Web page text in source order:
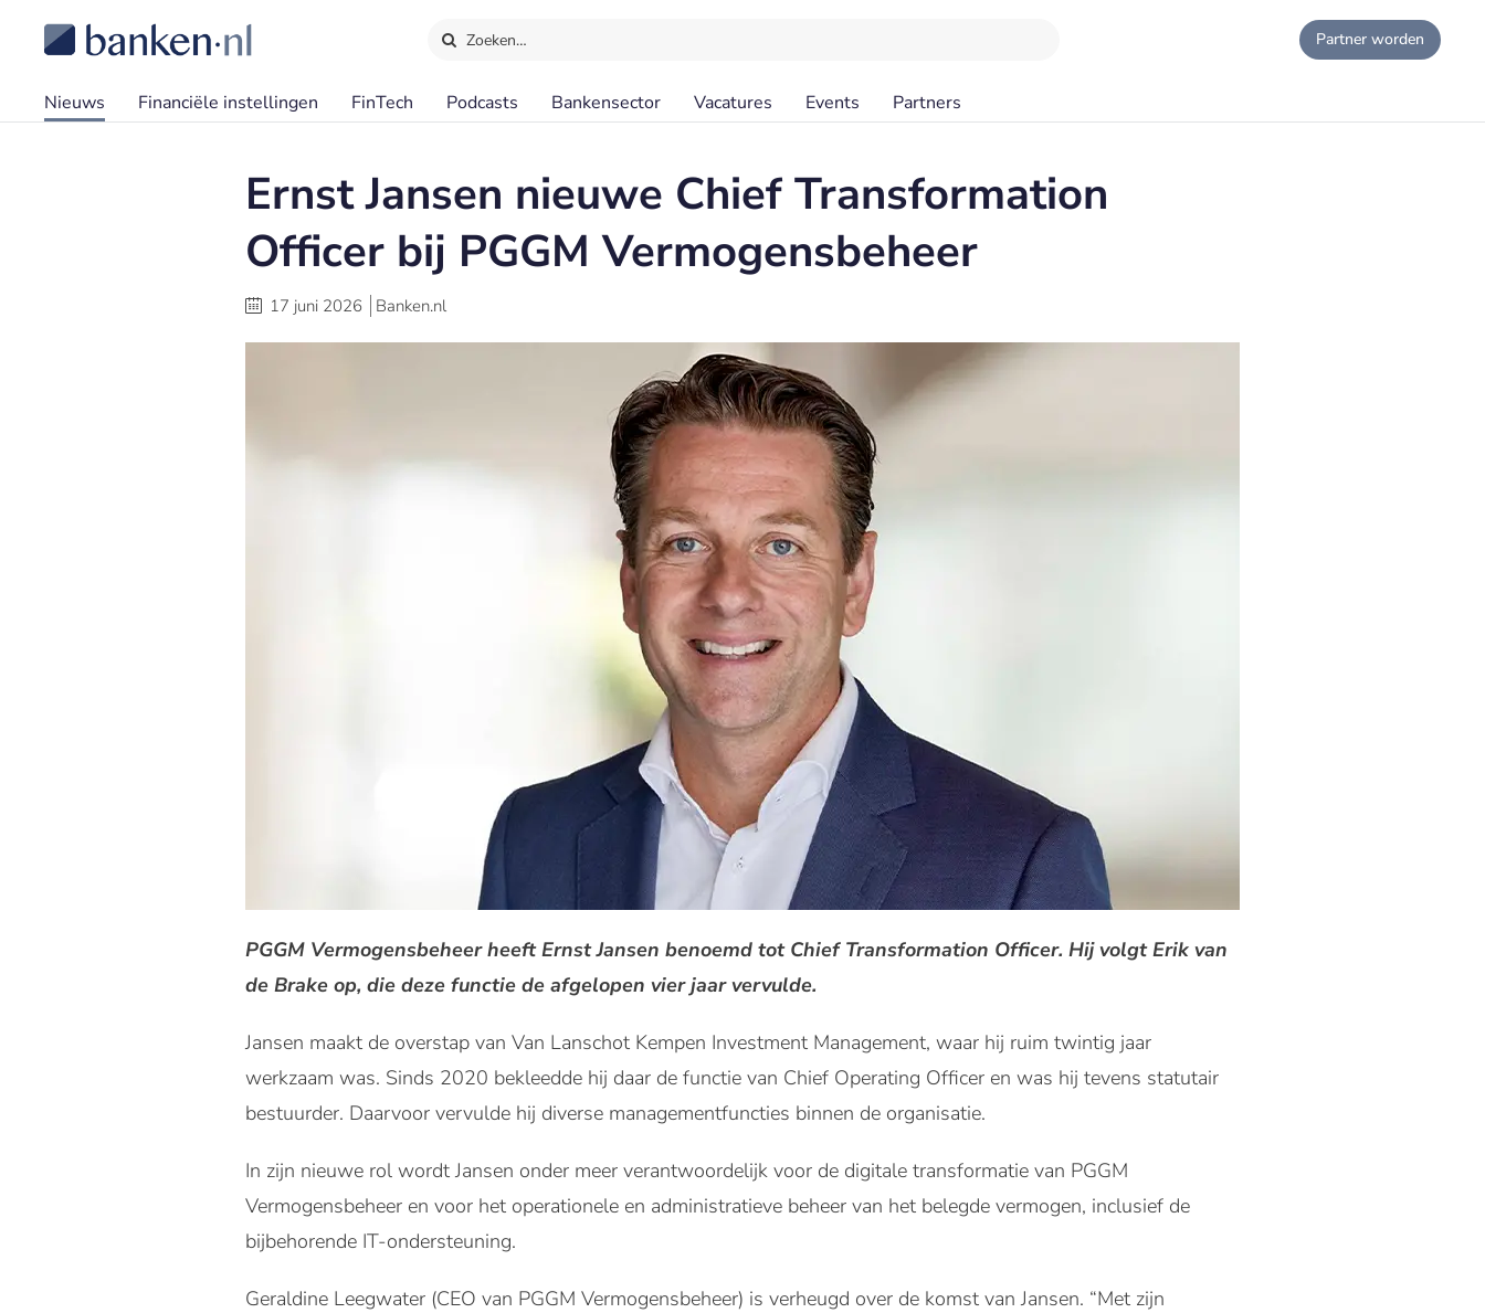
Zoeken… Partner worden
Nieuws Financiële instellingen FinTech Podcasts Bankensector Vacatures Events Partners
Ernst Jansen nieuwe Chief Transformation
Officer bij PGGM Vermogensbeheer
17 juni 2026 Banken.nl
PGGM Vermogensbeheer heeft Ernst Jansen benoemd tot Chief Transformation Officer. Hij volgt Erik van
de Brake op, die deze functie de afgelopen vier jaar vervulde.
Jansen maakt de overstap van Van Lanschot Kempen Investment Management, waar hij ruim twintig jaar
werkzaam was. Sinds 2020 bekleedde hij daar de functie van Chief Operating Officer en was hij tevens statutair
bestuurder. Daarvoor vervulde hij diverse managementfuncties binnen de organisatie.
In zijn nieuwe rol wordt Jansen onder meer verantwoordelijk voor de digitale transformatie van PGGM
Vermogensbeheer en voor het operationele en administratieve beheer van het belegde vermogen, inclusief de
bijbehorende IT-ondersteuning.
Geraldine Leegwater (CEO van PGGM Vermogensbeheer) is verheugd over de komst van Jansen. “Met zijn